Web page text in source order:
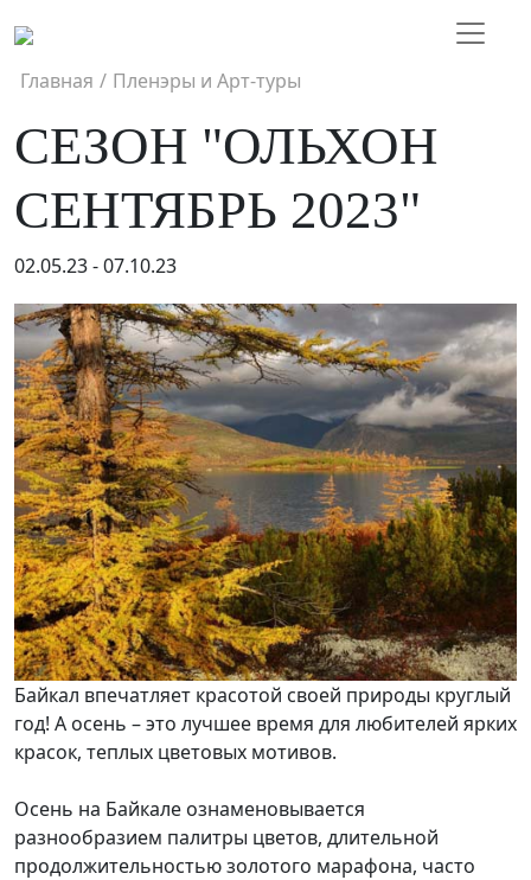
Главная / Пленэры и Арт-туры
СЕЗОН "ОЛЬХОН
СЕНТЯБРЬ 2023"
02.05.23 - 07.10.23
Байкал впечатляет красотой своей природы круглый
год! А осень – это лучшее время для любителей ярких
красок, теплых цветовых мотивов.
Осень на Байкале ознаменовывается
разнообразием палитры цветов, длительной
продолжительностью золотого марафона, часто